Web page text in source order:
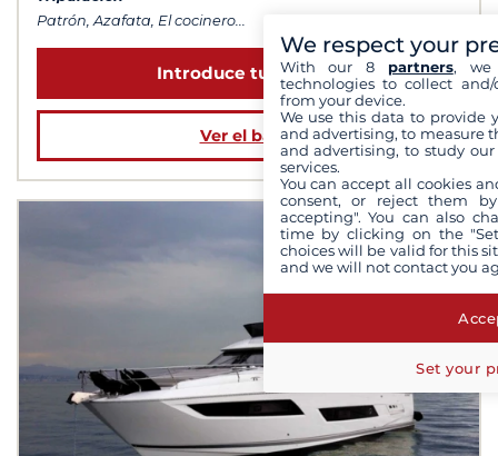
Patrón, Azafata, El cocinero...
Introduce tus fechas
Ver el barco
We respect your
With our 8 partners, we
technologies to collect
from your device.
We use this data to provide
and advertising, to measure
and advertising, to study
services.
You can accept all cookies
consent, or reject them
accepting". You can also
time by clicking on the
choices will be valid for this
and we will not contact you
Set your